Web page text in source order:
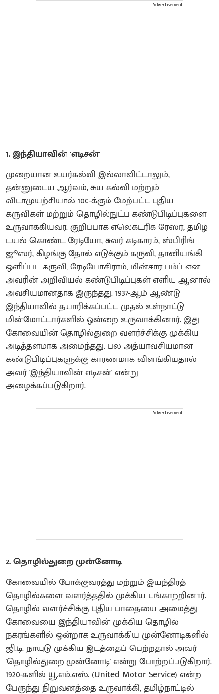
Advertisement
1. இந்தியாவின் 'எடிசன்'
முறையான உயர்கல்வி இல்லாவிட்டாலும்,
தன்னுடைய ஆர்வம், சுய கல்வி மற்றும்
விடாமுயற்சியால் 100-க்கும் மேற்பட்ட புதிய
கருவிகள் மற்றும் தொழில்நுட்ப கண்டுபிடிப்புகளை
உருவாக்கியவர். குறிப்பாக எலெக்ட்ரிக் ரேஸர், தமிழ்
டயல் கொண்ட ரேடியோ, சுவர் கடிகாரம், ஸ்பிரிங்
ஜூஸர், கிழங்கு தோல் எடுக்கும் கருவி, தானியங்கி
ஒளிப்பட கருவி, ரேடியோகிராம், மின்சார பம்ப் என
அவரின் அறிவியல் கண்டுபிடிப்புகள் எளிய ஆனால்
அவசியமானதாக இருந்தது. 1937-ஆம் ஆண்டு
இந்தியாவில் தயாரிக்கப்பட்ட முதல் உள்நாட்டு
மின்மோட்டார்களில் ஒன்றை உருவாக்கினார். இது
கோவையின் தொழில்துறை வளர்ச்சிக்கு முக்கிய
அடித்தளமாக அமைந்தது. பல அத்யாவசியமான
கண்டுபிடிப்புகளுக்கு காரணமாக விளங்கியதால்
அவர் 'இந்தியாவின் எடிசன்' என்று
அழைக்கப்படுகிறார்.
Advertisement
2. தொழில்துறை முன்னோடி
கோவையில் போக்குவரத்து மற்றும் இயந்திரத்
தொழில்களை வளர்த்ததில் முக்கிய பங்காற்றினார்.
தொழில் வளர்ச்சிக்கு புதிய பாதையை அமைத்து
கோவையை இந்தியாவின் முக்கிய தொழில்
நகரங்களில் ஒன்றாக உருவாக்கிய முன்னோடிகளில்
ஜி.டி. நாயுடு முக்கிய இடத்தைப் பெற்றதால் அவர்
'தொழில்துறை முன்னோடி' என்று போற்றப்படுகிறார்.
1920-களில் யூ.எம்.எஸ். (United Motor Service) என்ற
பேருந்து நிறுவனத்தை உருவாக்கி, தமிழ்நாட்டில்